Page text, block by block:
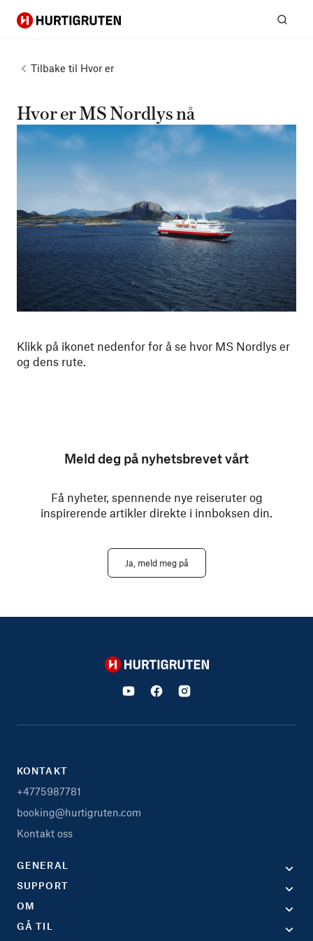
Hurtigruten
Tilbake til Hvor er
Hvor er MS Nordlys nå
Klikk på ikonet nedenfor for å se hvor MS Nordlys er
og dens rute.
Meld deg på nyhetsbrevet vårt
Få nyheter, spennende nye reiseruter og
inspirerende artikler direkte i innboksen din.
Ja, meld meg på
Hurtigruten
KONTAKT
+4775987781
booking@hurtigruten.com
Kontakt oss
GENERAL
SUPPORT
OM
GÅ TIL